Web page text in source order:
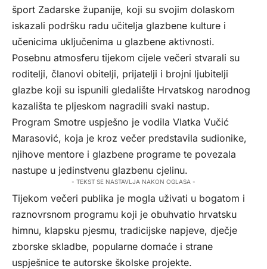
šport Zadarske županije, koji su svojim dolaskom
iskazali podršku radu učitelja glazbene kulture i
učenicima uključenima u glazbene aktivnosti.
Posebnu atmosferu tijekom cijele večeri stvarali su
roditelji, članovi obitelji, prijatelji i brojni ljubitelji
glazbe koji su ispunili gledalište Hrvatskog narodnog
kazališta te pljeskom nagradili svaki nastup.
Program Smotre uspješno je vodila Vlatka Vučić
Marasović, koja je kroz večer predstavila sudionike,
njihove mentore i glazbene programe te povezala
nastupe u jedinstvenu glazbenu cjelinu.
- TEKST SE NASTAVLJA NAKON OGLASA -
Tijekom večeri publika je mogla uživati u bogatom i
raznovrsnom programu koji je obuhvatio hrvatsku
himnu, klapsku pjesmu, tradicijske napjeve, dječje
zborske skladbe, popularne domaće i strane
uspješnice te autorske školske projekte.